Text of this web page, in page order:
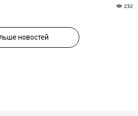
232
новостей